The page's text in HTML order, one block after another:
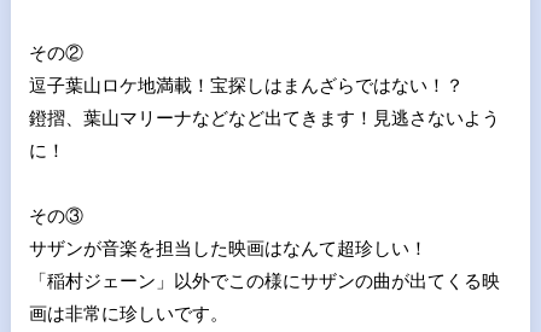
その②
逗子葉山ロケ地満載！宝探しはまんざらではない！？
鐙摺、葉山マリーナなどなど出てきます！見逃さないよう
に！
その③
サザンが音楽を担当した映画はなんて超珍しい！
「稲村ジェーン」以外でこの様にサザンの曲が出てくる映
画は非常に珍しいです。